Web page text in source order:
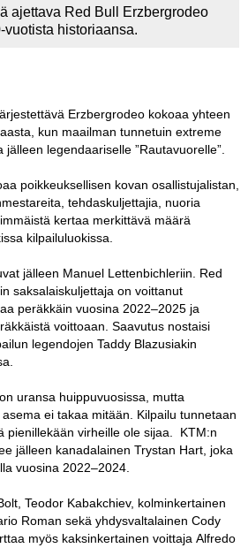
MEDIATIEDOT
ajettava Red Bull Erzbergrodeo
historiaansa.
Erzbergrodeo kokoaa yhteen
kun maailman tunnetuin extreme
legendaariselle ”Rautavuorelle”.
poikkeuksellisen kovan osallistujalistan,
tehdaskuljettajia, nuoria
kertaa merkittävä määrä
kilpailuluokissa.
jälleen Manuel Lettenbichleriin. Red
saksalaiskuljettaja on voittanut
peräkkäin vuosina 2022–2025 ja
voittoaan. Saavutus nostaisi
legendojen Taddy Blazusiakin
uransa huippuvuosissa, mutta
ei takaa mitään. Kilpailu tunnetaan
pienillekään virheille ole sijaa. KTM:n
jälleen kanadalainen Trystan Hart, joka
vuosina 2022–2024.
Teodor Kabakchiev, kolminkertainen
Roman sekä yhdysvaltalainen Cody
myös kaksinkertainen voittaja Alfredo